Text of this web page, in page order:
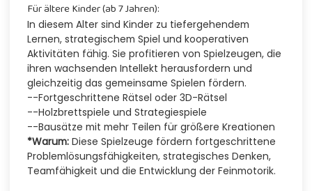
Für ältere Kinder (ab 7 Jahren):
In diesem Alter sind Kinder zu tiefergehendem
Lernen, strategischem Spiel und kooperativen
Aktivitäten fähig. Sie profitieren von Spielzeugen, die
ihren wachsenden Intellekt herausfordern und
gleichzeitig das gemeinsame Spielen fördern.
--Fortgeschrittene Rätsel oder 3D-Rätsel
--Holzbrettspiele und Strategiespiele
--Bausätze mit mehr Teilen für größere Kreationen
*Warum:Diese Spielzeuge fördern fortgeschrittene
Problemlösungsfähigkeiten, strategisches Denken,
Teamfähigkeit und die Entwicklung der Feinmotorik.